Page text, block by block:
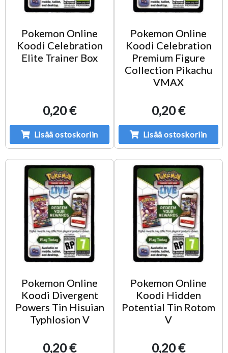
Pokemon Online
Koodi Celebration
Elite Trainer Box
0,20 €
Lisää ostoskoriin
Pokemon Online
Koodi Celebration
Premium Figure
Collection Pikachu
VMAX
0,20 €
Lisää ostoskoriin
Pokemon Online
Koodi Divergent
Powers Tin Hisuian
Typhlosion V
0,20 €
Pokemon Online
Koodi Hidden
Potential Tin Rotom
V
0,20 €